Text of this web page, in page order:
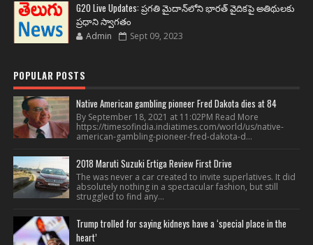
G20 Live Updates: ప్రగతి మైదాన్‌లోని భారత్ వైదికపై అతిథులకు
ప్రధాని స్వాగతం
Admin Sept 09, 2023
POPULAR POSTS
Native American gambling pioneer Fred Dakota dies at 84
By September 18, 2021 at 11:02PM Read More
https://timesofindia.indiatimes.com/world/us/native-
american-gambling-pioneer-fred-dakota-d...
2018 Maruti Suzuki Ertiga Review First Drive
The was never a car created to invite superlatives. It did
absolutely nothing in a spectacular fashion, but still
struggled to find any...
Trump trolled for saying kidneys have a ‘special place in the
heart’